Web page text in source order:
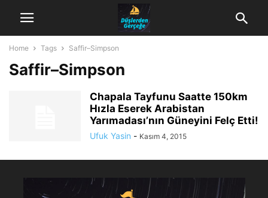
Home Tags Saffir–Simpson
Saffir–Simpson
Chapala Tayfunu Saatte 150km
Hızla Eserek Arabistan
Yarımadası’nın Güneyini Felç Etti!
Ufuk Yasin - Kasım 4, 2015